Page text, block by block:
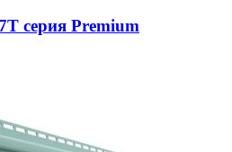
серия Premium